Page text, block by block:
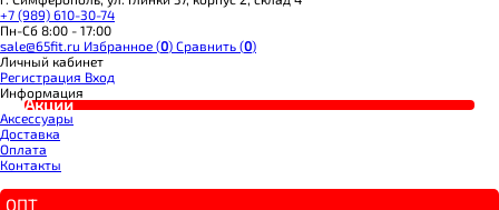
+7 (989) 610-30-74
Пн-Сб 8:00 - 17:00
sale@65fit.ru Избранное (0) Сравнить (0)
Личный кабинет
Регистрация Вход
Информация
Акции
Аксессуары
Доставка
Оплата
Контакты
ОПТ